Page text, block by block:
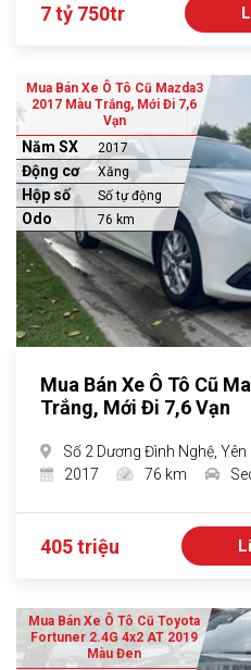
7 tỷ 750tr
Mua Bán Xe Ô Tô Cũ Mazda3
2017 Màu Trắng, Mới Đi 7,6
Vạn
Năm SX 2017
Động cơ Xăng
Hộp số Số tự động
Odo 76 km
Mua Bán Xe Ô Tô Cũ
Trắng, Mới Đi 7,6 Vạn
Số 2 Dương Đình Nghệ,
2017
76 km
405 triệu
Mua Bán Xe Ô Tô Cũ Toyota
Fortuner 2.4G 4x2 AT 2019
Màu Đen